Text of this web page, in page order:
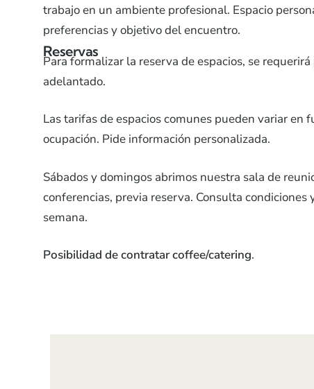
trabajo en un ambiente profesional. Espacio
preferencias y objetivo del encuentro.
Reservas
Para formalizar la reserva de espacios, se
adelantado.
Las tarifas de espacios comunes pueden variar en
ocupación. Pide información personalizada.
Sábados y domingos abrimos nuestra sala de
conferencias, previa reserva. Consulta condiciones
semana.
Posibilidad de contratar coffee/catering.